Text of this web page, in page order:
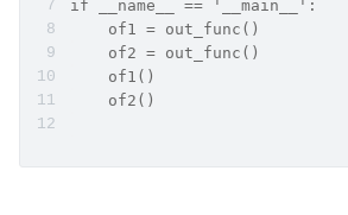
if __name__ == '__main__':
    of1 = out_func()
    of2 = out_func()
    of1()
    of2()